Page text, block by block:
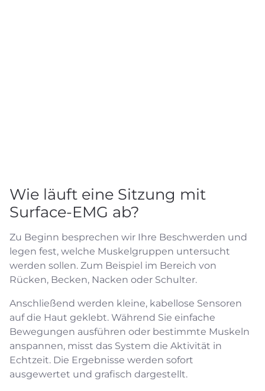
Wie läuft eine Sitzung mit
Surface-EMG ab?
Zu Beginn besprechen wir Ihre Beschwerden und
legen fest, welche Muskelgruppen untersucht
werden sollen. Zum Beispiel im Bereich von
Rücken, Becken, Nacken oder Schulter.
Anschließend werden kleine, kabellose Sensoren
auf die Haut geklebt. Während Sie einfache
Bewegungen ausführen oder bestimmte Muskeln
anspannen, misst das System die Aktivität in
Echtzeit. Die Ergebnisse werden sofort
ausgewertet und grafisch dargestellt.